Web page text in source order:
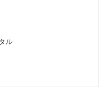
ル